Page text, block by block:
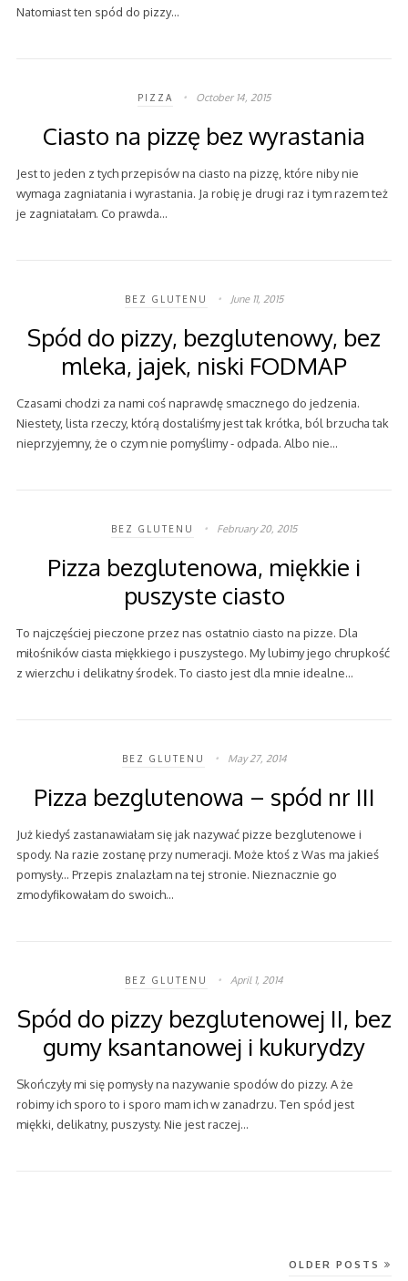
Natomiast ten spód do pizzy…
PIZZA October 14, 2015
Ciasto na pizzę bez wyrastania
Jest to jeden z tych przepisów na ciasto na pizzę, które niby nie
wymaga zagniatania i wyrastania. Ja robię je drugi raz i tym razem też
je zagniatałam. Co prawda…
BEZ GLUTENU June 11, 2015
Spód do pizzy, bezglutenowy, bez
mleka, jajek, niski FODMAP
Czasami chodzi za nami coś naprawdę smacznego do jedzenia.
Niestety, lista rzeczy, którą dostaliśmy jest tak krótka, ból brzucha tak
nieprzyjemny, że o czym nie pomyślimy - odpada. Albo nie…
BEZ GLUTENU February 20, 2015
Pizza bezglutenowa, miękkie i
puszyste ciasto
To najczęściej pieczone przez nas ostatnio ciasto na pizze. Dla
miłośników ciasta miękkiego i puszystego. My lubimy jego chrupkość
z wierzchu i delikatny środek. To ciasto jest dla mnie idealne…
BEZ GLUTENU May 27, 2014
Pizza bezglutenowa – spód nr III
Już kiedyś zastanawiałam się jak nazywać pizze bezglutenowe i
spody. Na razie zostanę przy numeracji. Może ktoś z Was ma jakieś
pomysły... Przepis znalazłam na tej stronie. Nieznacznie go
zmodyfikowałam do swoich…
BEZ GLUTENU April 1, 2014
Spód do pizzy bezglutenowej II, bez
gumy ksantanowej i kukurydzy
Skończyły mi się pomysły na nazywanie spodów do pizzy. A że
robimy ich sporo to i sporo mam ich w zanadrzu. Ten spód jest
miękki, delikatny, puszysty. Nie jest raczej…
OLDER POSTS